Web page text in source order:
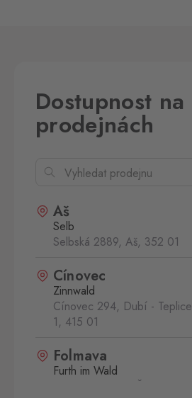
Dostupnost na
prodejnách
Aš
Selb
Selbská 2889, Aš, 352 01
Cínovec
Zinnwald
Cínovec 294, Dubí - Teplice
1, 415 01
Folmava
Furth im Wald
Folmava č.p. 15, Česká